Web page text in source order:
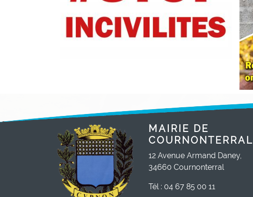
MAIRIE DE
COURNONTERRAL
12 Avenue Armand Daney,
34660 Cournonterral
Tél : 04 67 85 00 11